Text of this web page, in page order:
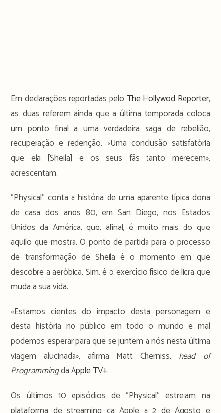
Em declarações reportadas peloThe Hollywod Reporter,
as duas referem ainda que a última temporada coloca
um ponto final a uma verdadeira saga de rebelião,
recuperação e redenção. «Uma conclusão satisfatória
que ela [Sheila] e os seus fãs tanto merecem»,
acrescentam.
“Physical” conta a história de uma aparente típica dona
de casa dos anos 80, em San Diego, nos Estados
Unidos da América, que, afinal, é muito mais do que
aquilo que mostra. O ponto de partida para o processo
de transformação de Sheila é o momento em que
descobre a aeróbica. Sim, é o exercício físico de licra que
muda a sua vida.
«Estamos cientes do impacto desta personagem e
desta história no público em todo o mundo e mal
podemos esperar para que se juntem a nós nesta última
viagem alucinada», afirma Matt Cherniss, head of
ProgrammingdaApple TV+.
Os últimos 10 episódios de “Physical” estreiam na